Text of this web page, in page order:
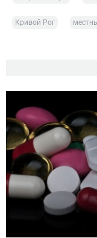
Кривой Рог